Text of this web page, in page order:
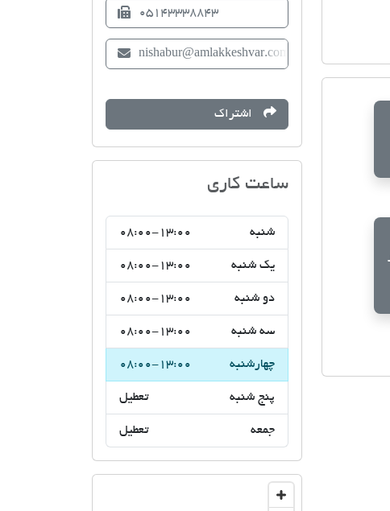
05143338843
nishabur@amlakkeshvar.com
اشتراک
ساعت کاری
شنبه 08:00-13:00
یک شنبه 08:00-13:00
دو شنبه 08:00-13:00
سه شنبه 08:00-13:00
چهارشنبه 08:00-13:00
پنج شنبه تعطیل
جمعه تعطیل